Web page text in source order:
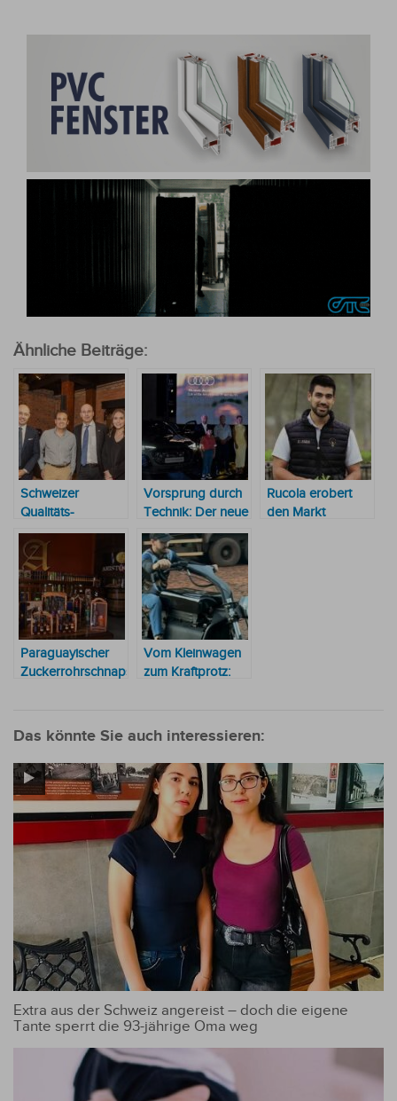
Ähnliche Beiträge:
Schweizer
Qualitäts-
Babynahrung
erobert den
paraguayischen
Markt
Vorsprung durch
Technik: Der neue
Audi Q5 erobert
die
paraguayischen
Straße
Rucola erobert
den Markt
Paraguayischer
Zuckerrohrschnaps
Markt
Vom Kleinwagen
zum Kraftprotz:
Motorrad-Herz
Das könnte Sie auch interessieren:
Extra aus der Schweiz angereist – doch die eigene
Tante sperrt die 93-jährige Oma weg